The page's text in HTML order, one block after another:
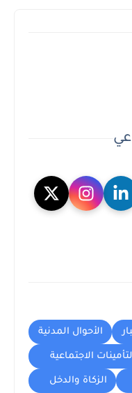
الأحوال المدنية
الاجتماعية
الزكاة والدخل